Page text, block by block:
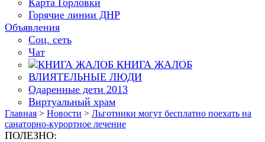
Карта Горловки
Горячие линии ДНР
Объявления
Соц. сеть
Чат
КНИГА ЖАЛОБ
ВЛИЯТЕЛЬНЫЕ ЛЮДИ
Одаренные дети 2013
Виртуальный храм
Главная > Новости > Льготники могут бесплатно поехать на
санаторно-курортное лечение
ПОЛЕЗНО: